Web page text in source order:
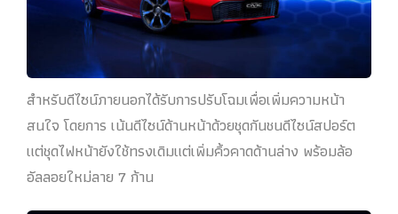
สำหรับดีไซน์ภายนอกได้รับการปรับโฉมเพื่อเพิ่มความหน้า
สนใจ โดยการ เน้นดีไซน์ด้านหน้าด้วยชุดกันชนดีไซน์สปอร์ต
แต่ชุดไฟหน้ายังใช้ทรงเดิมแต่เพิ่มคิ้วคาดด้านล่าง พร้อมล้อ
อัลลอยใหม่ลาย 7 ก้าน